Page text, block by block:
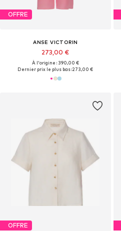
OFFRE
ANSE VICTORIN
273,00 €
À l'origine : 390,00 €
Dernier prix le plus bas :273,00 €
OFFRE